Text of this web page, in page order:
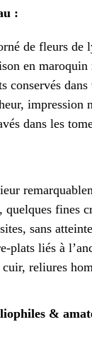
:
de fleurs
en maroquin
conservés
impression
dans les
fines
sans
plats liés à
reliures
&